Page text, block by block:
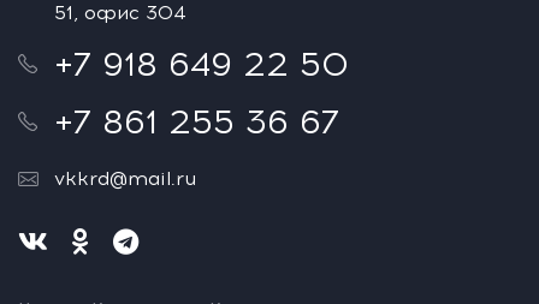
51, офис 304
+7 918 649 22 50
+7 861 255 36 67
vkkrd@mail.ru